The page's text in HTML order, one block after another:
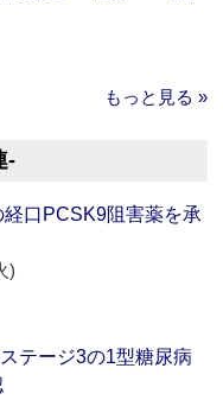
もっと見る »
‐
口PCSK9阻害薬を承
)
テージ3の1型糖尿病